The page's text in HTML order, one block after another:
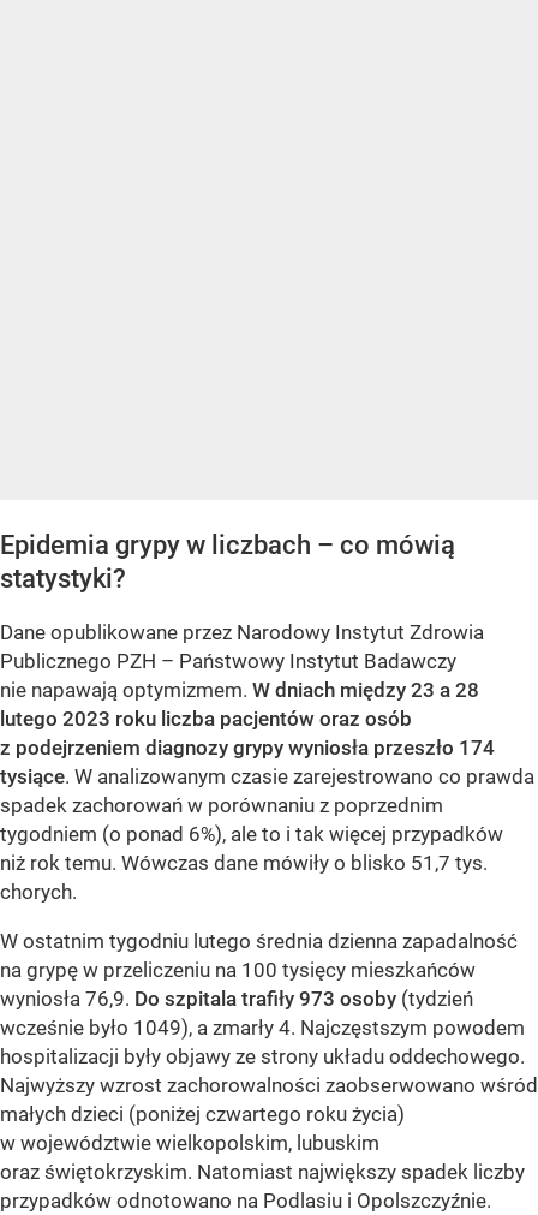
Epidemia grypy w liczbach – co mówią
statystyki?
Dane opublikowane przez Narodowy Instytut Zdrowia
Publicznego PZH – Państwowy Instytut Badawczy
nie napawają optymizmem. W dniach między 23 a 28
lutego 2023 roku liczba pacjentów oraz osób
z podejrzeniem diagnozy grypy wyniosła przeszło 174
tysiące. W analizowanym czasie zarejestrowano co prawda
spadek zachorowań w porównaniu z poprzednim
tygodniem (o ponad 6%), ale to i tak więcej przypadków
niż rok temu. Wówczas dane mówiły o blisko 51,7 tys.
chorych.
W ostatnim tygodniu lutego średnia dzienna zapadalność
na grypę w przeliczeniu na 100 tysięcy mieszkańców
wyniosła 76,9. Do szpitala trafiły 973 osoby (tydzień
wcześnie było 1049), a zmarły 4. Najczęstszym powodem
hospitalizacji były objawy ze strony układu oddechowego.
Najwyższy wzrost zachorowalności zaobserwowano wśród
małych dzieci (poniżej czwartego roku życia)
w województwie wielkopolskim, lubuskim
oraz świętokrzyskim. Natomiast największy spadek liczby
przypadków odnotowano na Podlasiu i Opolszczyźnie.